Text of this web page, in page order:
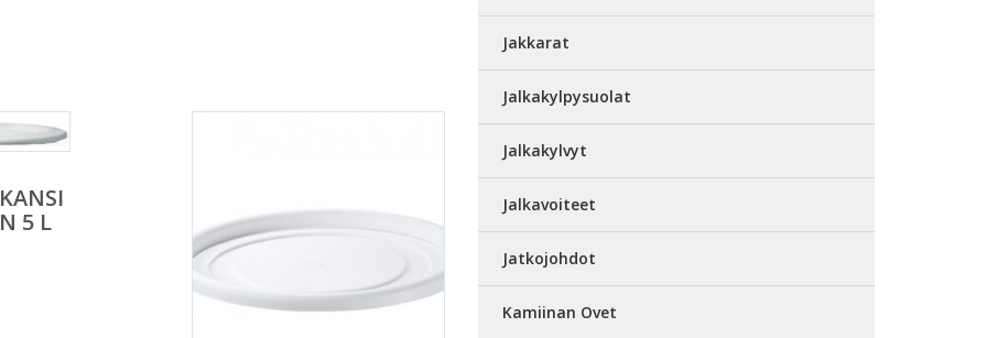
5 L
Jakkarat
Jalkakylpysuolat
Jalkakylvyt
Jalkavoiteet
Jatkojohdot
Kamiinan Ovet